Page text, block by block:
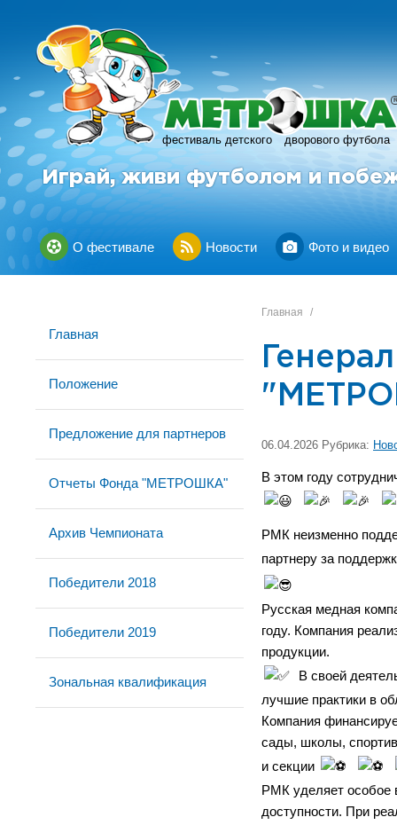
фестиваль детского дворового футбола
R
Играй, живи футболом и
О фестивале Новости Фото и видео
Главная
Положение
Предложение для партнеров
Отчеты Фонда "МЕТРОШКА"
Архив Чемпионата
Победители 2018
Победители 2019
Зональная квалификация
Главная /
06.04.2026 Рубрика:
В этом году
РМК неизменно
партнеру за
Русская медная
году. Компания
продукции.
В своей
лучшие практики в
Компания
сады, школы,
и секции
РМК уделяет особое
доступности. При